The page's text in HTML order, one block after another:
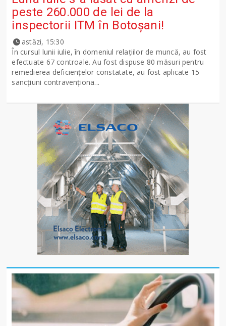
peste 260.000 de lei de la
inspectorii ITM în Botoșani!
astăzi, 15:30
În cursul lunii iulie, în domeniul relațiilor de muncă, au fost
efectuate 67 controale. Au fost dispuse 80 măsuri pentru
remedierea deficiențelor constatate, au fost aplicate 15
sancţiuni contravenționa...